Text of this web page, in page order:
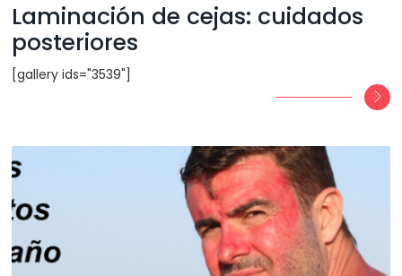
Laminación de cejas: cuidados
posteriores
[gallery ids="3539"]